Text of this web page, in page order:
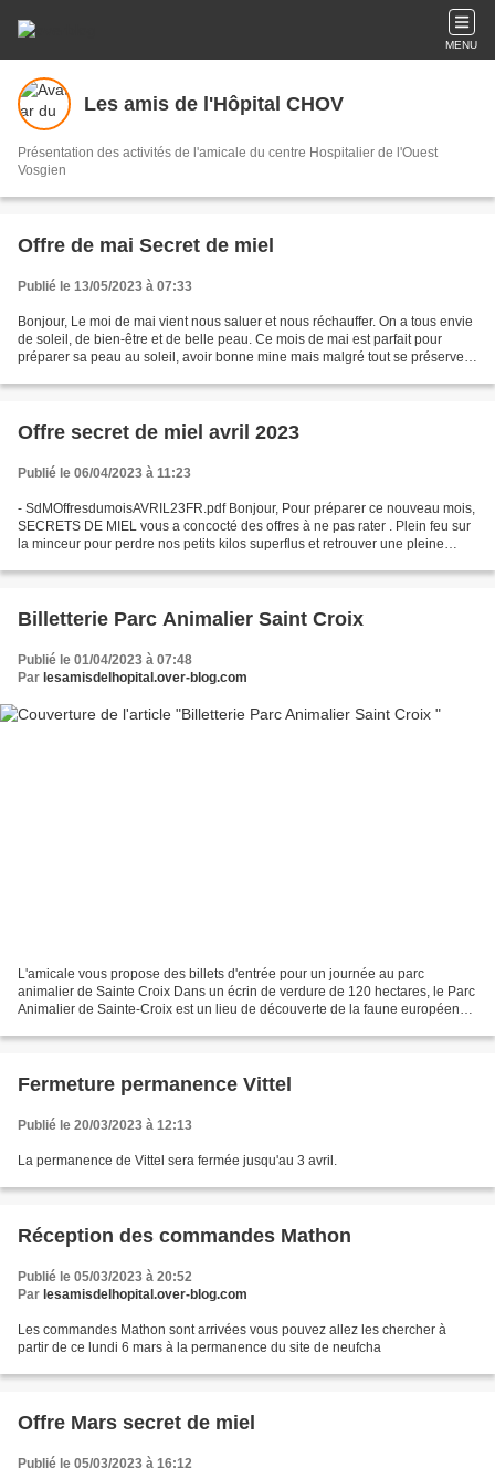
MENU
Les amis de l'Hôpital CHOV
Présentation des activités de l'amicale du centre Hospitalier de l'Ouest
Vosgien
Offre de mai Secret de miel
Publié le 13/05/2023 à 07:33
Bonjour, Le moi de mai vient nous saluer et nous réchauffer. On a tous envie
de soleil, de bien-être et de belle peau. Ce mois de mai est parfait pour
préparer sa peau au soleil, avoir bonne mine mais malgré tout se préserver
Offre secret de miel avril 2023
Publié le 06/04/2023 à 11:23
- SdMOffresdumoisAVRIL23FR.pdf Bonjour, Pour préparer ce nouveau mois,
SECRETS DE MIEL vous a concocté des offres à ne pas rater . Plein feu sur
la minceur pour perdre nos petits kilos superflus et retrouver une pleine
Billetterie Parc Animalier Saint Croix
Publié le 01/04/2023 à 07:48
Par lesamisdelhopital.over-blog.com
L'amicale vous propose des billets d'entrée pour un journée au parc
animalier de Sainte Croix Dans un écrin de verdure de 120 hectares, le Parc
Animalier de Sainte-Croix est un lieu de découverte de la faune européenne
Fermeture permanence Vittel
Publié le 20/03/2023 à 12:13
La permanence de Vittel sera fermée jusqu'au 3 avril.
Réception des commandes Mathon
Publié le 05/03/2023 à 20:52
Par lesamisdelhopital.over-blog.com
Les commandes Mathon sont arrivées vous pouvez allez les chercher à
partir de ce lundi 6 mars à la permanence du site de neufcha
Offre Mars secret de miel
Publié le 05/03/2023 à 16:12